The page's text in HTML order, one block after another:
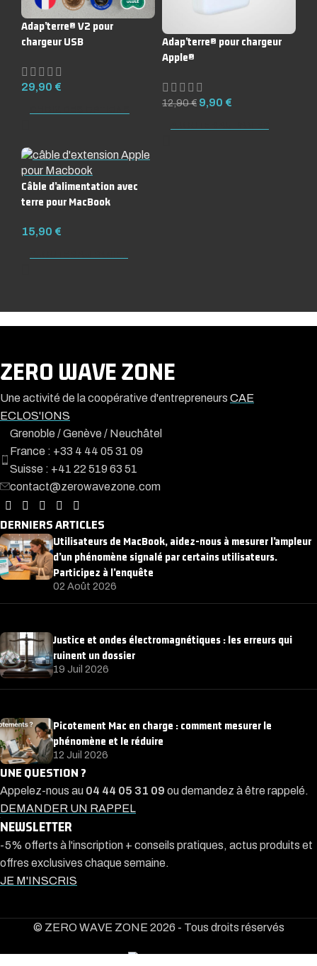
Adap’terre® V2 pour
chargeur USB
29,90 €
Adap’terre® pour chargeur
Apple®
12,90€ 9,90 €
Câble d’alimentation avec
terre pour MacBook
15,90 €
ZERO WAVE ZONE
Une activité de la coopérative d'entrepreneurs CAE
ECLOS'IONS
Grenoble / Genève / Neuchâtel
France : +33 4 44 05 31 09
Suisse : +41 22 519 63 51
contact@zerowavezone.com
DERNIERS ARTICLES
Utilisateurs de MacBook, aidez-nous à mesurer l’ampleur
d’un phénomène signalé par certains utilisateurs.
Participez à l’enquête
02 Août 2026
Justice et ondes électromagnétiques : les erreurs qui
ruinent un dossier
19 Juil 2026
Picotement Mac en charge : comment mesurer le
phénomène et le réduire
12 Juil 2026
UNE QUESTION ?
Appelez-nous au 04 44 05 31 09 ou demandez à être rappelé.
DEMANDER UN RAPPEL
NEWSLETTER
-5% offerts à l'inscription + conseils pratiques, actus produits et
offres exclusives chaque semaine.
JE M'INSCRIS
© ZERO WAVE ZONE 2026 - Tous droits réservés